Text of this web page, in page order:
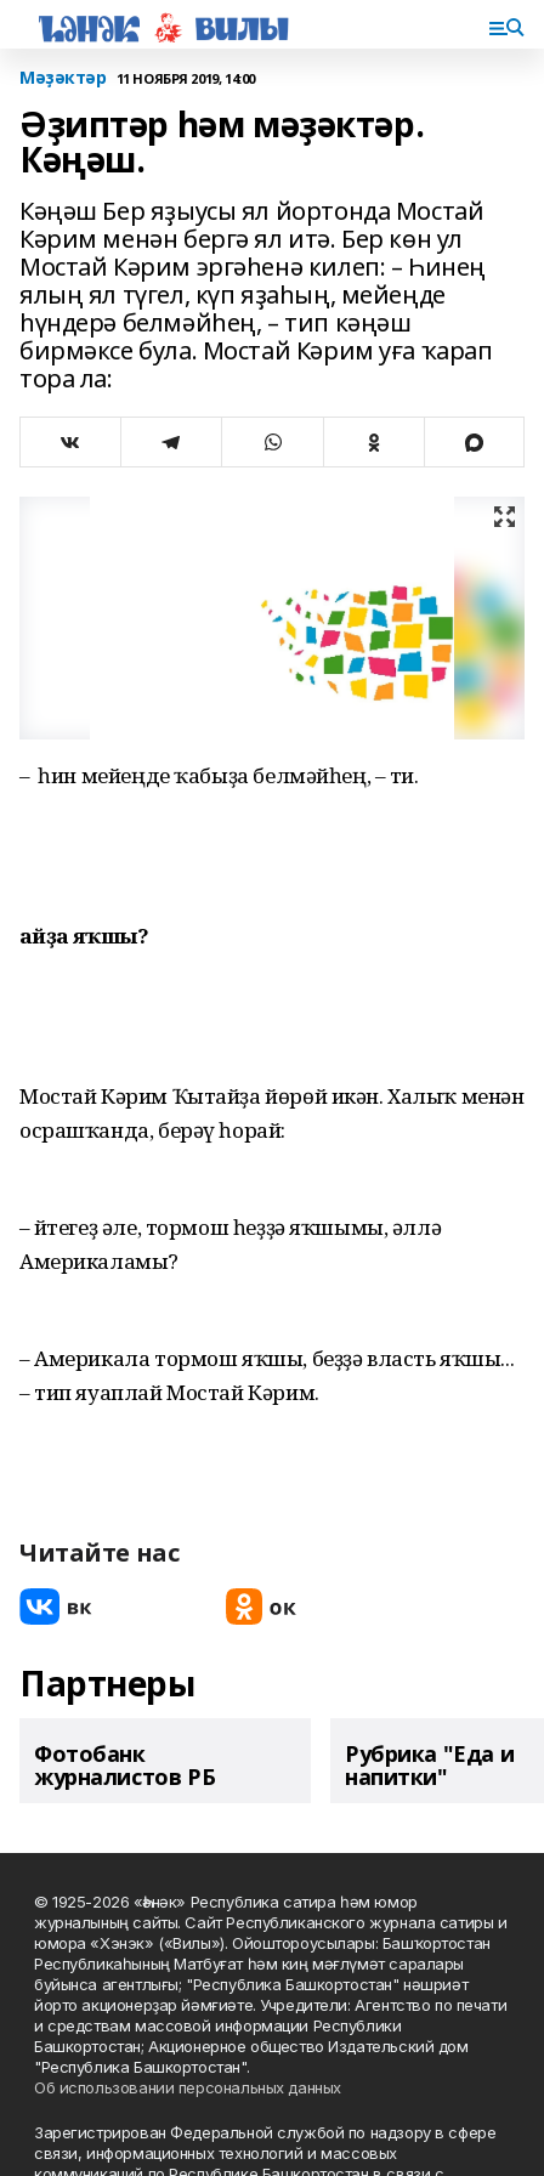
Мәҙәктәр 11 НОЯБРЯ 2019, 14:00
Әҙиптәр һәм мәҙәктәр.
Кәңәш.
Кәңәш Бер яҙыусы ял йортонда Мостай
Кәрим менән бергә ял итә. Бер көн ул
Мостай Кәрим эргәһенә килеп: – Һинең
ялың ял түгел, күп яҙаһың, мейеңде
һүндерә белмәйһең, – тип кәңәш
бирмәксе була. Мостай Кәрим уға ҡарап
тора ла:
– Ә һин мейеңде ҡабыҙа белмәйһең, – ти.
Ҡайҙа яҡшы?
Мостай Кәрим Ҡытайҙа йөрөй икән. Халыҡ менән
осрашҡанда, берәү һорай:
– Әйтегеҙ әле, тормош һеҙҙә яҡшымы, әллә
Америкаламы?
– Америкала тормош яҡшы, беҙҙә власть яҡшы...
– тип яуаплай Мостай Кәрим.
Читайте нас
Партнеры
Фотобанк
журналистов РБ
Рубрика "Еда и
напитки"
© 1925-2026 «Һәнәк» Республика сатира һәм юмор
журналының сайты. Сайт Республиканского журнала сатиры и
юмора «Хэнэк» («Вилы»). Ойоштороусылары: Башҡортостан
Республикаһының Матбуғат һәм киң мәғлүмәт саралары
буйынса агентлығы; "Республика Башкортостан" нәшриәт
йорто акционерҙар йәмғиәте. Учредители: Агентство по печати
и средствам массовой информации Республики
Башкортостан; Акционерное общество Издательский дом
"Республика Башкортостан".
Об использовании персональных данных
Зарегистрирован Федеральной службой по надзору в сфере
связи, информационных технологий и массовых